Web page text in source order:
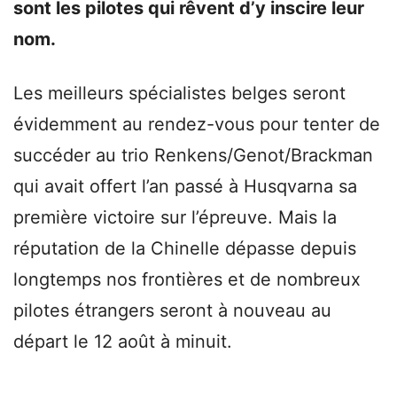
sont les pilotes qui rêvent d’y inscire leur
nom.
Les meilleurs spécialistes belges seront
évidemment au rendez-vous pour tenter de
succéder au trio Renkens/Genot/Brackman
qui avait offert l’an passé à Husqvarna sa
première victoire sur l’épreuve. Mais la
réputation de la Chinelle dépasse depuis
longtemps nos frontières et de nombreux
pilotes étrangers seront à nouveau au
départ le 12 août à minuit.